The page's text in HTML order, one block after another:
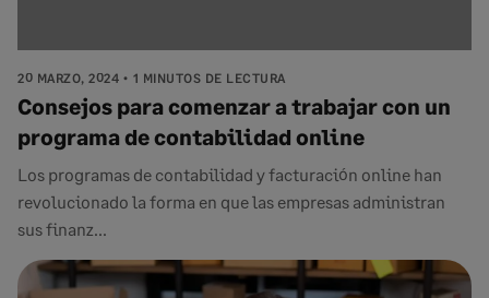
20 MARZO, 2024 1 MINUTOS DE LECTURA
Consejos para comenzar a trabajar con un
programa de contabilidad online
Los programas de contabilidad y facturación online han
revolucionado la forma en que las empresas administran
sus finanz...